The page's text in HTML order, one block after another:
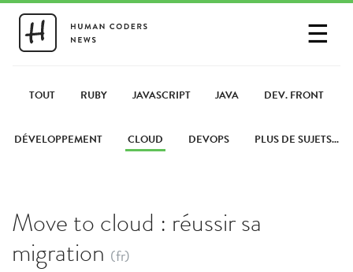
☰
PARTAGER UN LIEN
TOUT RUBY JAVASCRIPT JAVA DEV. FRONT
DÉVELOPPEMENT CLOUD DEVOPS PLUS DE SUJETS...
Move to cloud : réussir sa
migration (fr)